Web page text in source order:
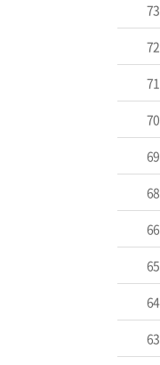
73
72
71
70
69
68
66
65
64
63